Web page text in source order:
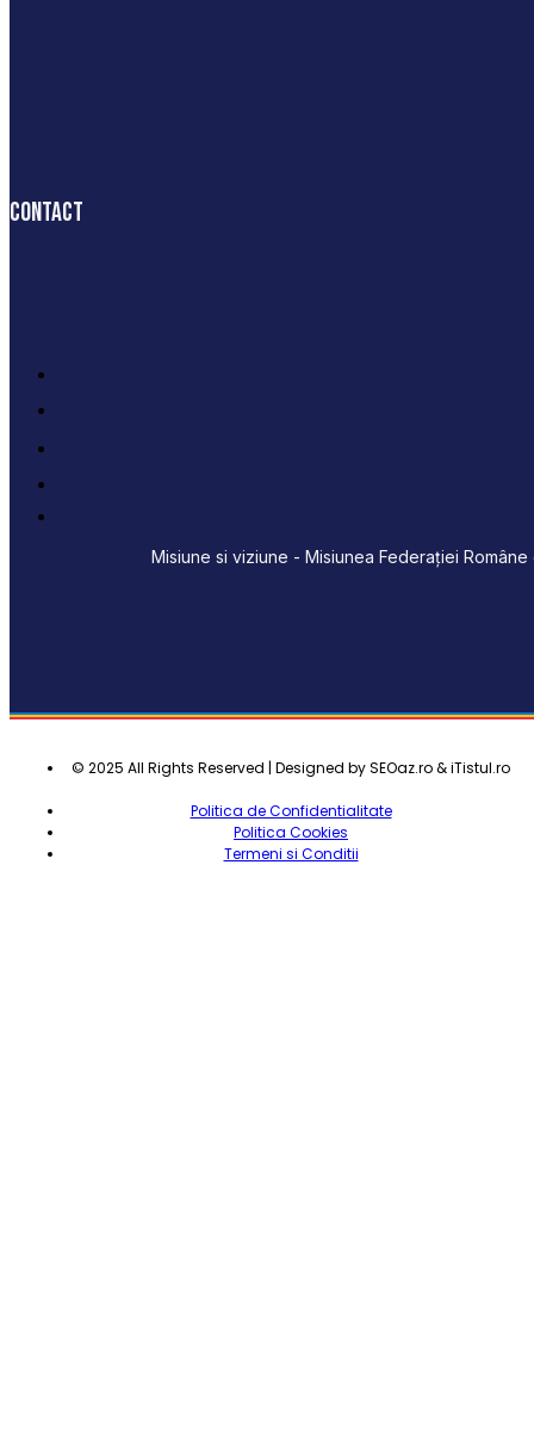
Contact
Misiune si viziune - Misiunea Federației
© 2025 All Rights Reserved | Designed by SEOaz.ro & iTistul.ro
Politica de Confidentialitate
Politica Cookies
Termeni si Conditii